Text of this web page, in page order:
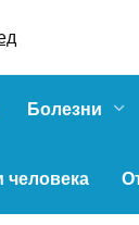
Болезни
человека